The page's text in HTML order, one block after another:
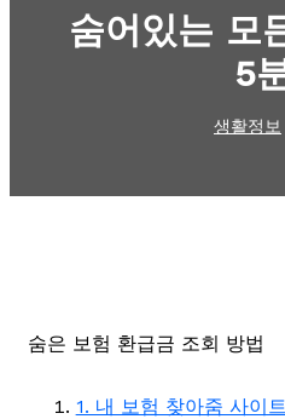
숨어있는 모
5
생활정보
숨은 보험 환급금 조회 방법
1. 내 보험 찾아줌 사이